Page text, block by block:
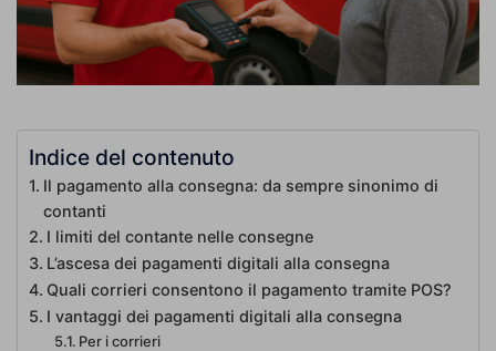
Indice del contenuto
Il pagamento alla consegna: da sempre sinonimo di
contanti
I limiti del contante nelle consegne
L’ascesa dei pagamenti digitali alla consegna
Quali corrieri consentono il pagamento tramite POS?
I vantaggi dei pagamenti digitali alla consegna
Per i corrieri